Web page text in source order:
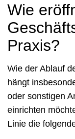
Wie
Praxis?
Wie der Ablauf
hängt
oder sonstigen
einrichten
Linie die